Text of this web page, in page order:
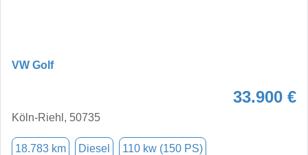
VW Golf
33.900 €
Köln-Riehl, 50735
18.783 km Diesel 110 kw (150 PS)